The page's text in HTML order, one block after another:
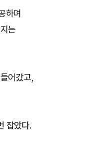
하며
는
어갔고,
잡았다.